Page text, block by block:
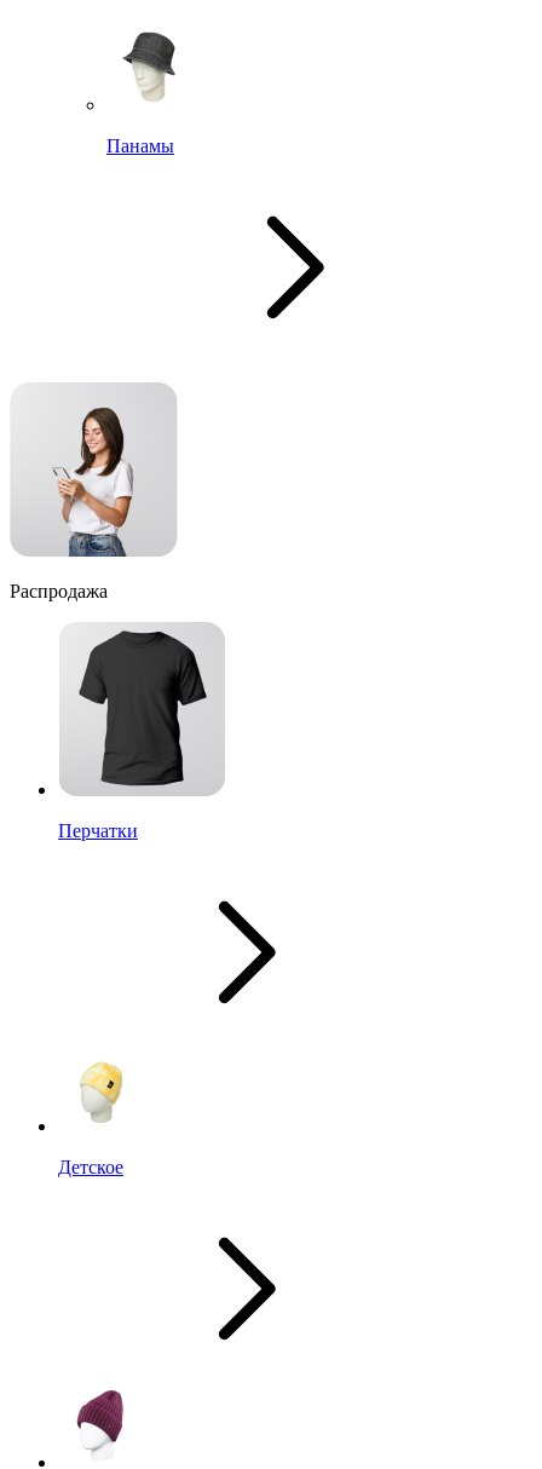
Панамы
Распродажа
Перчатки
Детское